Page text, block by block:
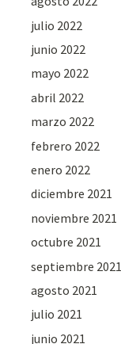
julio 2022
junio 2022
mayo 2022
abril 2022
marzo 2022
febrero 2022
enero 2022
diciembre 2021
noviembre 2021
octubre 2021
septiembre 2021
agosto 2021
julio 2021
junio 2021